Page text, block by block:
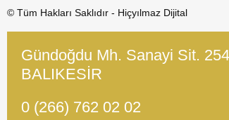
© Tüm Hakları Saklıdır - Hiçyılmaz Dijital
Gündoğdu Mh. Sanayi Sit.
BALIKESİR
0 (266) 762 02 02